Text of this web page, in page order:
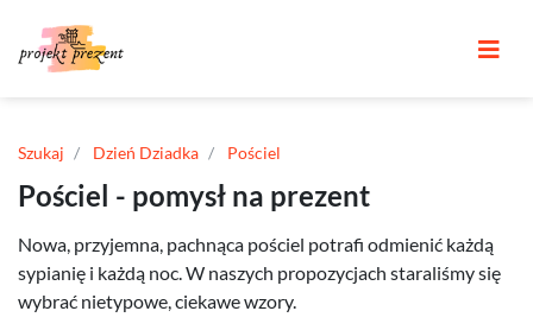
Szukaj Dzień Dziadka Pościel
Pościel - pomysł na prezent
Nowa, przyjemna, pachnąca pościel potrafi odmienić każdą
sypianię i każdą noc. W naszych propozycjach staraliśmy się
wybrać nietypowe, ciekawe wzory.